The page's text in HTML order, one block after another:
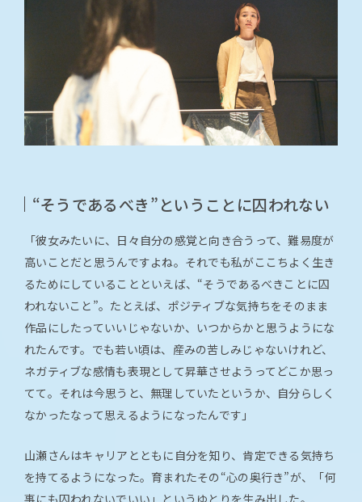
“そうであるべき”ということに囚われない
「彼女みたいに、日々自分の感覚と向き合うって、難易度が
高いことだと思うんですよね。それでも私がここちよく生き
るためにしていることといえば、“そうであるべきことに囚
われないこと”。たとえば、ポジティブな気持ちをそのまま
作品にしたっていいじゃないか、いつからかと思うようにな
れたんです。でも若い頃は、産みの苦しみじゃないけれど、
ネガティブな感情も表現として昇華させようってどこか思っ
てて。それは今思うと、無理していたというか、自分らしく
なかったなって思えるようになったんです」
山瀬さんはキャリアとともに自分を知り、肯定できる気持ち
を持てるようになった。育まれたその“心の奥行き”が、「何
事にも囚われないでいい」というゆとりを生み出した。